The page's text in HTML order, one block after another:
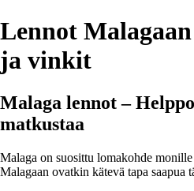
Lennot
ja vinkit
Malaga lennot –
matkustaa
Malaga on suosittu lomakohde
Malagaan ovatkin kätevä tapa saapua